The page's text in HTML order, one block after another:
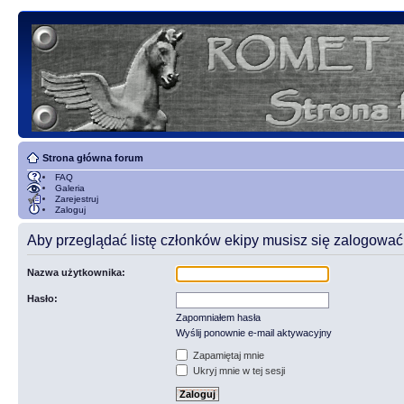
Strona główna forum
FAQ
Galeria
Zarejestruj
Zaloguj
Aby przeglądać listę członków ekipy musisz się
Nazwa użytkownika:
Hasło:
Zapomniałem hasła
Wyślij ponownie e-mail aktywacyjny
Zapamiętaj mnie
Ukryj mnie w tej sesji